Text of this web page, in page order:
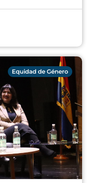
Equidad de Género